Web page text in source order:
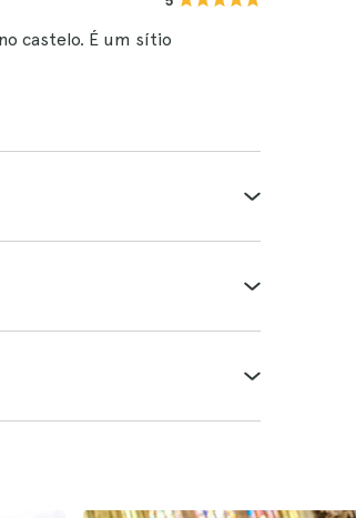
castelo. É um sítio